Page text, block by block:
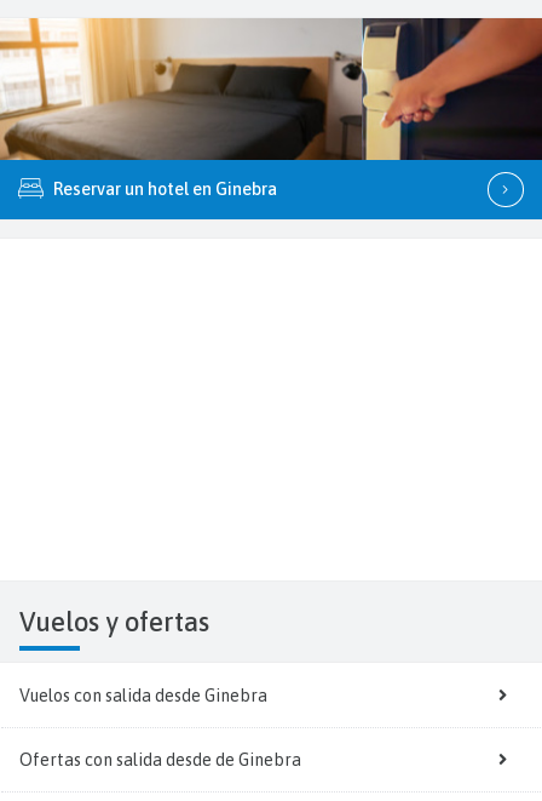
Reservar un hotel en Ginebra
Vuelos y ofertas
Vuelos con salida desde Ginebra
Ofertas con salida desde de Ginebra